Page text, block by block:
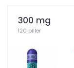
300 mg
120 piller